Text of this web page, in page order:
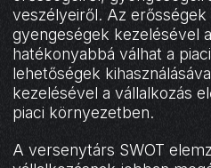
veszélyeiről. Az erősségek
gyengeségek kezelésével
hatékonyabbá válhat a
lehetőségek
kezelésével a vállalkozás
piaci környezetben.
A versenytárs SWOT